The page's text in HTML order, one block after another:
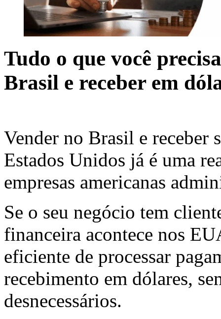
Tudo o que você
Brasil e receber em
Vender no Brasil e receber
Estados Unidos já é uma
empresas americanas
Se o seu negócio tem
financeira acontece nos
eficiente de processar
recebimento em dólares,
desnecessários.